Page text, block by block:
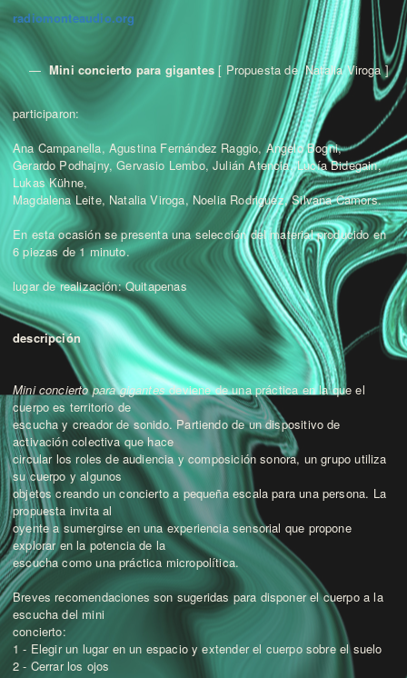
radiomonteaudio.org
Mini concierto para gigantes [ Propuesta de Natalia Viroga ]
participaron:
Ana Campanella, Agustina Fernández Raggio, Angelo Bogni,
Gerardo Podhajny, Gervasio Lembo, Julián Atencia, Lucía Bidegain,
Lukas Kühne,
Magdalena Leite, Natalia Viroga, Noelia Rodriguez, Silvana Camors.
En esta ocasión se presenta una selección del material producido en
6 piezas de 1 minuto.
lugar de realización: Quitapenas
descripción
Mini concierto para gigantesdeviene de una práctica en la que el
cuerpo es territorio de
escucha y creador de sonido. Partiendo de un dispositivo de
activación colectiva que hace
circular los roles de audiencia y composición sonora, un grupo utiliza
su cuerpo y algunos
objetos creando un concierto a pequeña escala para una persona. La
propuesta invita al
oyente a sumergirse en una experiencia sensorial que propone
explorar en la potencia de la
escucha como una práctica micropolítica.
Breves recomendaciones son sugeridas para disponer el cuerpo a la
escucha del mini
concierto:
1 - Elegir un lugar en un espacio y extender el cuerpo sobre el suelo
2 - Cerrar los ojos